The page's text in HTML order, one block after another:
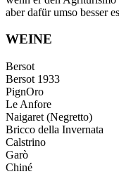
aber dafür umso besser
WEINE
Bersot
Bersot 1933
PignOro
Le Anfore
Naigaret (Negretto)
Bricco della Invernata
Calstrino
Garò
Chiné